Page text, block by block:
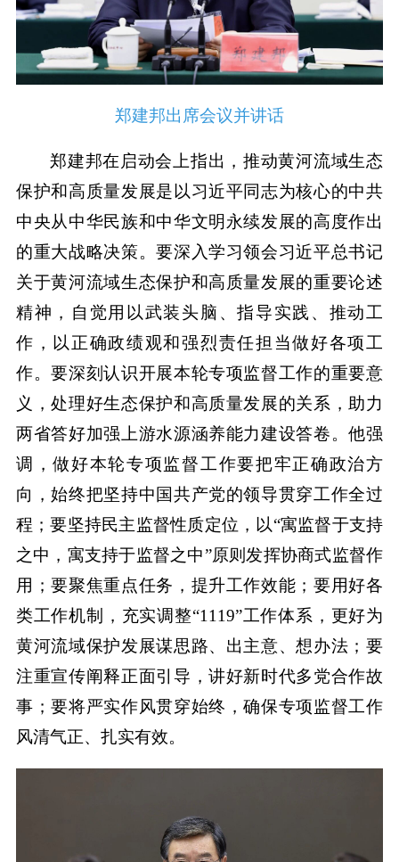
郑建邦出席会议并讲话
郑建邦在启动会上指出，推动黄河流域生态
保护和高质量发展是以习近平同志为核心的中共
中央从中华民族和中华文明永续发展的高度作出
的重大战略决策。要深入学习领会习近平总书记
关于黄河流域生态保护和高质量发展的重要论述
精神，自觉用以武装头脑、指导实践、推动工
作，以正确政绩观和强烈责任担当做好各项工
作。要深刻认识开展本轮专项监督工作的重要意
义，处理好生态保护和高质量发展的关系，助力
两省答好加强上游水源涵养能力建设答卷。他强
调，做好本轮专项监督工作要把牢正确政治方
向，始终把坚持中国共产党的领导贯穿工作全过
程；要坚持民主监督性质定位，以“寓监督于支持
之中，寓支持于监督之中”原则发挥协商式监督作
用；要聚焦重点任务，提升工作效能；要用好各
类工作机制，充实调整“1119”工作体系，更好为
黄河流域保护发展谋思路、出主意、想办法；要
注重宣传阐释正面引导，讲好新时代多党合作故
事；要将严实作风贯穿始终，确保专项监督工作
风清气正、扎实有效。